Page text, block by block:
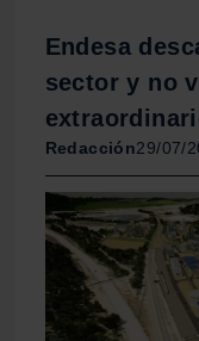
Endesa
sector y no
Redacción29/07/